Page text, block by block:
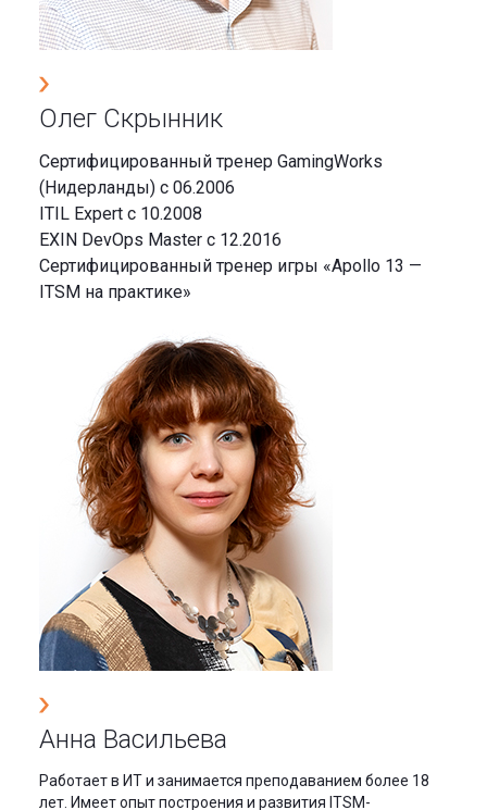
Олег Скрынник
Сертифицированный тренер GamingWorks
(Нидерланды) с 06.2006
ITIL Expert с 10.2008
EXIN DevOps Master с 12.2016
Сертифицированный тренер игры «Apollo 13 —
ITSM на практике»
Анна Васильева
Работает в ИТ и занимается преподаванием более 18
лет. Имеет опыт построения и развития ITSM-